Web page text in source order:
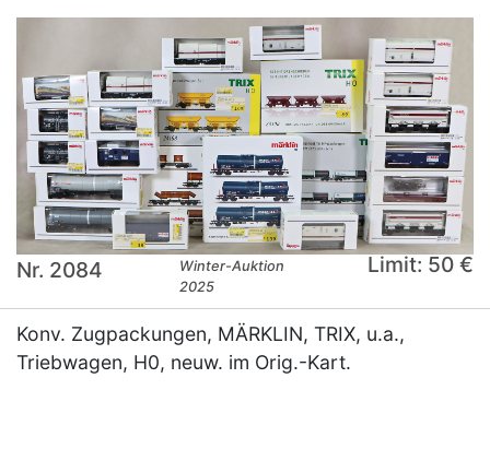
Nr. 2084
Winter-Auktion
2025
Limit: 50 €
Konv. Zugpackungen, MÄRKLIN, TRIX, u.a.,
Triebwagen, H0, neuw. im Orig.-Kart.